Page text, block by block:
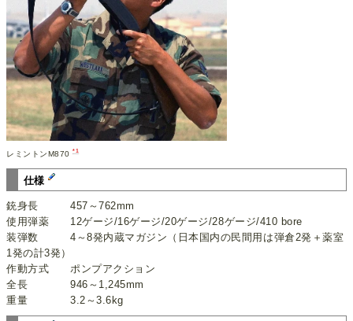
レミントンM870*1
仕様
銃身長 457～762mm
使用弾薬 12ゲージ/16ゲージ/20ゲージ/28ゲージ/410 bore
装弾数 4～8発内蔵マガジン（日本国内の民間用は弾倉2発＋薬室
1発の計3発）
作動方式 ポンプアクション
全長 946～1,245mm
重量 3.2～3.6kg